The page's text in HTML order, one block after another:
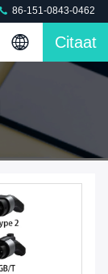
86-151-0843-0462
Citaat